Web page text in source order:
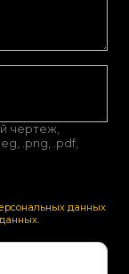
чертеж,
.png, .pdf,
данных
.